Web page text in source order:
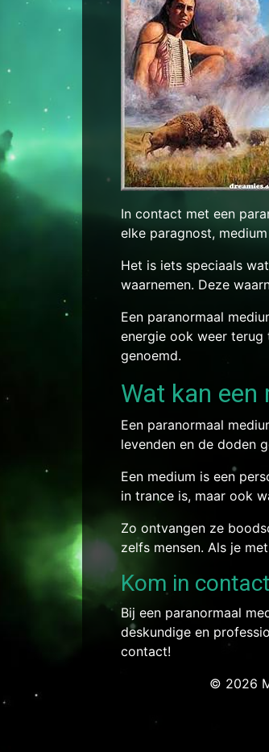
In contact met een
elke paragnost,
Het is iets speciaals
waarnemen. Deze
Een paranormaal
energie ook weer
genoemd.
Wat kan een
Een paranormaal
levenden en de doden
Een medium is een
in trance is, maar ook
Zo ontvangen ze
zelfs mensen. Als je
Kom in
Bij een paranormaal
deskundige en
contact!
© 2026